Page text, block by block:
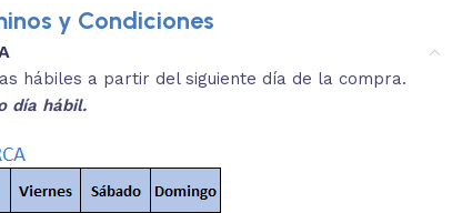
aproximadas. 3.
y Condiciones
hábiles a partir del siguiente día de la compra.
día hábil.